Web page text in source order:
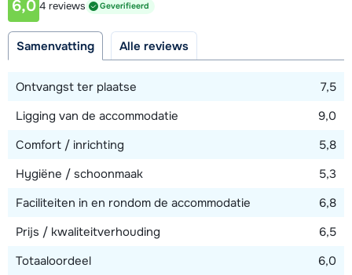
Afstand tot piste
50 meter
Afstand tot skilift
6,0 4 reviews Geverifieerd
Samenvatting Alle reviews
Ontvangst ter plaatse
7,5
Ligging van de accommodatie
9,0
Comfort / inrichting
5,8
Hygiëne / schoonmaak
5,3
Faciliteiten in en rondom de accommodatie
6,8
Prijs / kwaliteitverhouding
6,5
Totaaloordeel
6,0